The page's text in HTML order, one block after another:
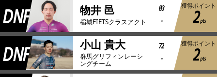
DNF 物井 邑
稲城FIETSクラスアクト
83
-
獲得ポイント
2pts
DNF 小山 貴大
群馬グリフィンレーシ
ングチーム
72
-
獲得ポイント
2pts